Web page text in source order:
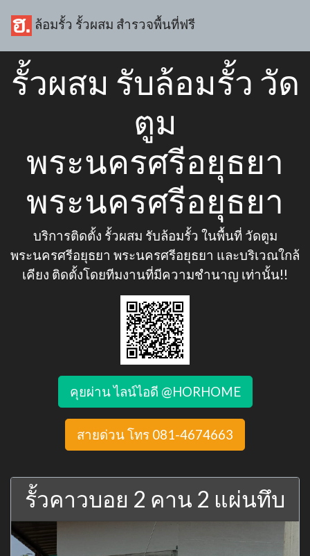
ล้อมรั้ว รั้วผสม สำรวจพื้นที่ฟรี
รั้วผสม รับล้อมรั้ว วัด
ตูม
พระนครศรีอยุธยา
พระนครศรีอยุธยา
บริการติดตั้ง รั้วผสม รับล้อมรั้ว ในพื้นที่ วัดตูม
พระนครศรีอยุธยา พระนครศรีอยุธยา และบริเวณใกล้
เคียง ติดตั้งโดยทีมงานที่มีความชำนาญ เท่านั้น!!
คุยผ่าน ไลน์ไอดี @HORHOME
สายด่วน โทร 081-4674663
รั้วคาวบอย 2 คาน 2 แผ่นทึบ